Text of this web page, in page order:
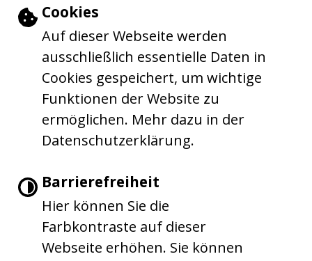
Einstellungen zu Cookies und
Cookies
Auf dieser Webseite werden
ausschließlich essentielle Daten in
Cookies gespeichert, um wichtige
Funktionen der Website zu
ermöglichen. Mehr dazu in der
Datenschutzerklärung.
Barrierefreiheit
Hier können Sie die
Farbkontraste auf dieser
Webseite erhöhen. Sie können